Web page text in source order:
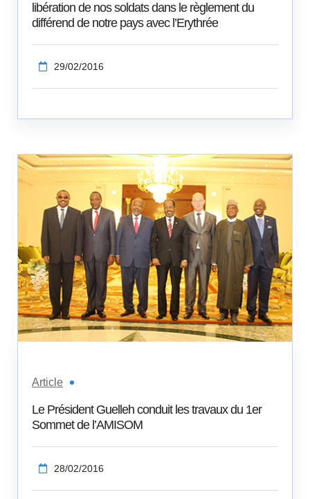
libération de nos soldats dans le règlement du
différend de notre pays avec l’Erythrée
29/02/2016
Article
Le Président Guelleh conduit les travaux du 1er
Sommet de l’AMISOM
28/02/2016